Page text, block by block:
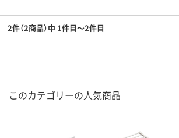
2件（2商品）中 1件目～2件目
このカテゴリーの人気商品